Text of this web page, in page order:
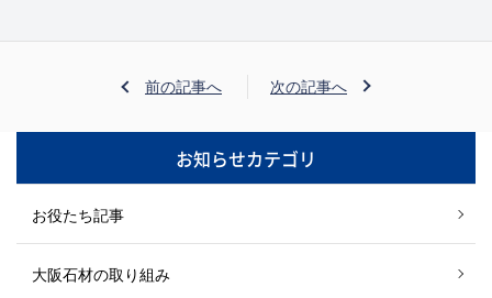
前の記事へ 次の記事へ
お知らせカテゴリ
お役たち記事
大阪石材の取り組み